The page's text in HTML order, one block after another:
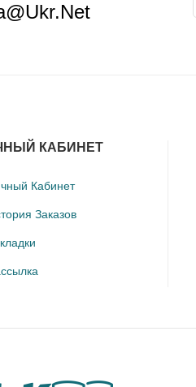
КАБИНЕТ
Кабинет
Заказов